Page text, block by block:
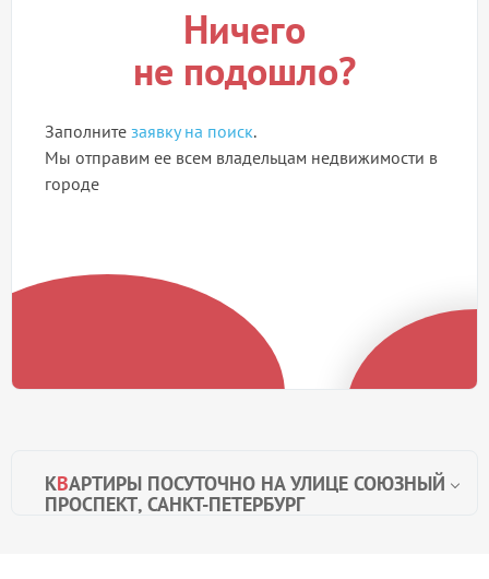
КВАРТИРЫ ПОСУТОЧНО НА УЛИЦЕ СОЮЗНЫЙ
ПРОСПЕКТ, САНКТ-ПЕТЕРБУРГ
Ничего
не подошло?
Заполните заявку на поиск.
Мы отправим ее всем владельцам недвижимости в
городе